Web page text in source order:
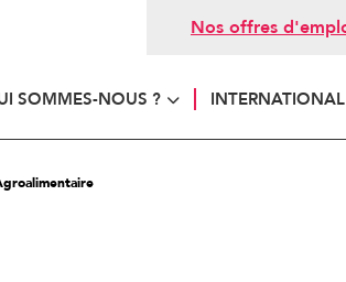
SOMMES-NOUS ? INTERNATIONAL
Nos offres